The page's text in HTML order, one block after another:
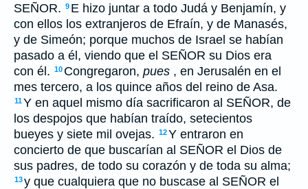
SEÑOR. 9 E hizo juntar a todo Judá y Benjamín, y
con ellos los extranjeros de Efraín, y de Manasés,
y de Simeón; porque muchos de Israel se habían
pasado a él, viendo que el SEÑOR su Dios era
con él. 10 Congregaron, pues , en Jerusalén en el
mes tercero, a los quince años del reino de Asa.
11Y en aquel mismo día sacrificaron al SEÑOR, de
los despojos que habían traído, setecientos
bueyes y siete mil ovejas. 12Y entraron en
concierto de que buscarían al SEÑOR el Dios de
sus padres, de todo su corazón y de toda su alma;
13y que cualquiera que no buscase al SEÑOR el